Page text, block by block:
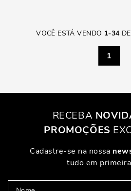
VOCÊ ESTÁ VENDO 1-34
1
RECEBA
PROMOÇÕES
Cadastre-se na nossa
tudo em